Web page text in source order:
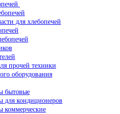
для хлебопечей
прочей техники
оборудования
бытовые
для кондиционеров
коммерческие